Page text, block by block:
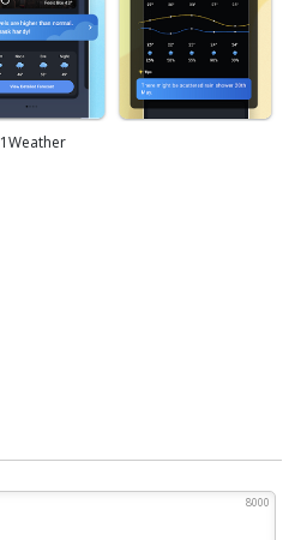
1Weather
8000